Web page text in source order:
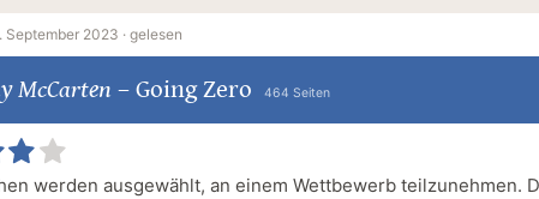
September 2023 ·gelesen
McCarten – Going Zero 464 Seiten
werden ausgewählt, an einem Wettbewerb teilzunehmen.